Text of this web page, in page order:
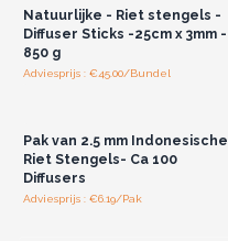
Natuurlijke - Riet stengels -
Diffuser Sticks -25cm x 3mm -
850 g
Adviesprijs : €45.00/Bundel
Pak van 2.5 mm Indonesische
Riet Stengels- Ca 100
Diffusers
Adviesprijs : €6.19/Pak